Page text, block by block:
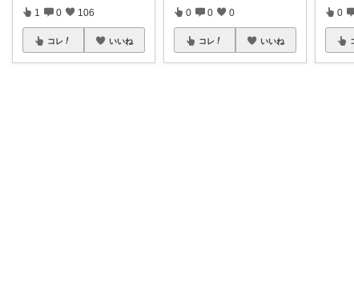
1 0 106
コレ いいね
0 0 0
コレ いいね
0